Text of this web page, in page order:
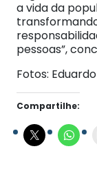
a vida da
pessoas”,
Fotos:
Compartilhe: